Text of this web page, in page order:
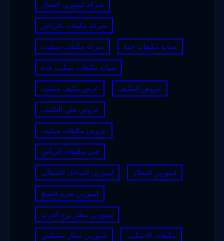
شركة ليموزين المطار
شركة مكيفات بالرياض
شركة مكيفات سبليت صيانة مكيفات جدة
صيانة مكيفات سبليت جدة
عرض مكيف سبليت عروض المكيف
عروض على التكييف
عروض مكيفات سبليت
فني مكيفات الرياض
ليموزين الساحل الشمالي ليموزين المطار
ليموزين شرم الشيخ
ليموزين مطار برج العرب
ليموزين مطار سفنكس مكيفات الاسبليت